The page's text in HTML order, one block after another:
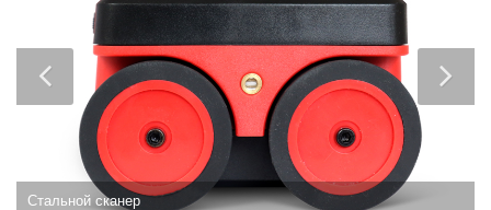
Стальной сканер